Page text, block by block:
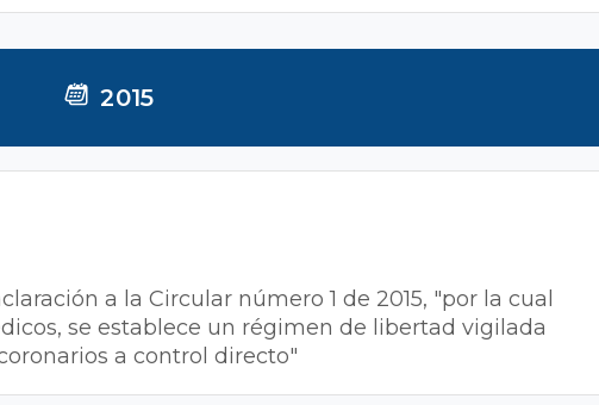
2015
a la Circular número 1 de 2015, "por la cual
se establece un régimen de libertad vigilada
a control directo"